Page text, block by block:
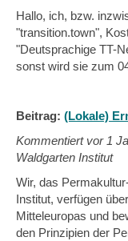
Hallo, ich, bzw.
"transition.town",
"Deutsprachige TT-
sonst wird sie zum
Beitrag: (Lokale)
Kommentiert vor 1
Waldgarten Institut
Wir, das
Institut, verfügen
Mitteleuropas und
den Prinzipien der